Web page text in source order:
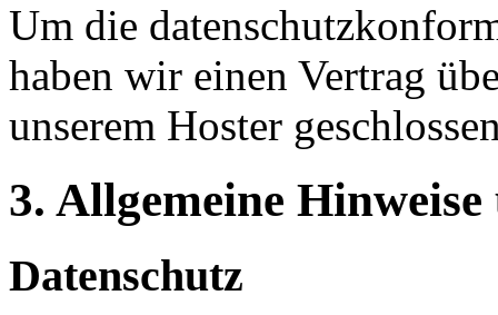
Um die
haben wir einen Vertrag
unserem Hoster
3. Allgemeine
Datenschutz